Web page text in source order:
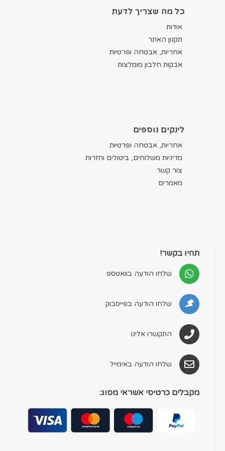
כל מה שצריך לדעת
אודות
תקנון האתר
אחריות, אבטחה ופרטיות
אבקות חלבון מומלצות
לינקים נוספים
אחריות, אבטחה ופרטיות
מדיניות משלוחים, ביטולים וחזרות
צור קשר
מאמרים
תהיו בקשר!
שלחו הודעה בוואטספ
שלחו הודעה בפייסבוק
התקשרו אלינו
שלחו הודעה באימייל
מקבלים כרטיסי אשראי מסוג: